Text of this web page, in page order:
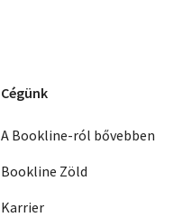
Cégünk
A Bookline-ról bővebben
Bookline Zöld
Karrier